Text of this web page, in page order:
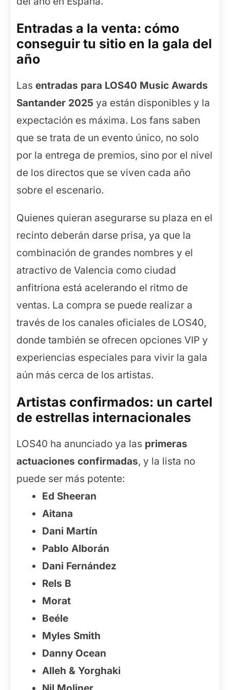
Entradas a la venta: cómo
conseguir tu sitio en la gala del
año
Las entradas para LOS40 Music Awards
Santander 2025 ya están disponibles y la
expectación es máxima. Los fans saben
que se trata de un evento único, no solo
por la entrega de premios, sino por el nivel
de los directos que se viven cada año
sobre el escenario.
Quienes quieran asegurarse su plaza en el
recinto deberán darse prisa, ya que la
combinación de grandes nombres y el
atractivo de Valencia como ciudad
anfitriona está acelerando el ritmo de
ventas. La compra se puede realizar a
través de los canales oficiales de LOS40,
donde también se ofrecen opciones VIP y
experiencias especiales para vivir la gala
aún más cerca de los artistas.
Artistas confirmados: un cartel
de estrellas internacionales
LOS40 ha anunciado ya las primeras
actuaciones confirmadas, y la lista no
puede ser más potente:
Ed Sheeran
Aitana
Dani Martín
Pablo Alborán
Dani Fernández
Rels B
Morat
Beéle
Myles Smith
Danny Ocean
Alleh & Yorghaki